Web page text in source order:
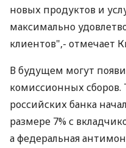
новых продуктов и
максимально
клиентов",- отмечает
В будущем могут
комиссионных сборов.
российских банка
размере 7% с
а федеральная